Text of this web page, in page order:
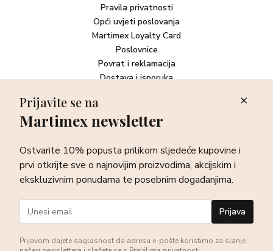
Pravila privatnosti
Opći uvjeti poslovanja
Martimex Loyalty Card
Poslovnice
Povrat i reklamacija
Dostava i isporuka
Newsletter
sve o najnovijim proizvodima, akcijskim i ekskluzivnim
ponudama te posebnim događanjima.
Prijava
Prijavite se na
Martimex newsletter
Ostvarite 10% popusta prilikom sljedeće kupovine i
prvi otkrijte sve o najnovijim proizvodima, akcijskim i
ekskluzivnim ponudama te posebnim događanjima.
Prijava
Prijavom dajete saglasnost da adresu e-pošte koristimo za slanje